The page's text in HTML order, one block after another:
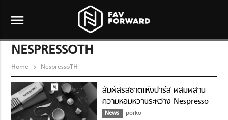
menu
NESPRESSOTH
Home NespressoTH
สัมผัสรสชาติแห่งปารีส ผสมผสาน
ความหอมหวานระหว่าง Nespresso
และ INDIA MAHDAVI
News porko